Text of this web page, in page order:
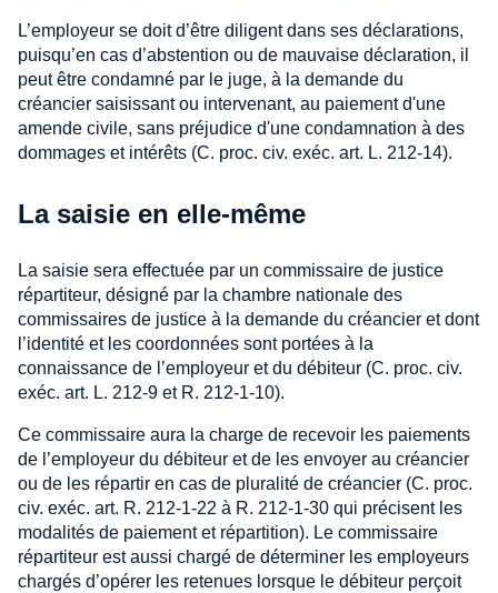
L’employeur se doit d’être diligent dans ses déclarations,
puisqu’en cas d’abstention ou de mauvaise déclaration, il
peut être condamné par le juge, à la demande du
créancier saisissant ou intervenant, au paiement d'une
amende civile, sans préjudice d'une condamnation à des
dommages et intérêts (C. proc. civ. exéc. art. L. 212-14).
La saisie en elle-même
La saisie sera effectuée par un commissaire de justice
répartiteur, désigné par la chambre nationale des
commissaires de justice à la demande du créancier et dont
l’identité et les coordonnées sont portées à la
connaissance de l’employeur et du débiteur (C. proc. civ.
exéc. art. L. 212-9 et R. 212-1-10).
Ce commissaire aura la charge de recevoir les paiements
de l’employeur du débiteur et de les envoyer au créancier
ou de les répartir en cas de pluralité de créancier (C. proc.
civ. exéc. art. R. 212-1-22 à R. 212-1-30 qui précisent les
modalités de paiement et répartition). Le commissaire
répartiteur est aussi chargé de déterminer les employeurs
chargés d’opérer les retenues lorsque le débiteur perçoit